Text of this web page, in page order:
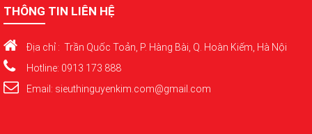
THÔNG TIN LIÊN HỆ
Địa chỉ : Trần Quốc Toản, P. Hàng Bài, Q. Hoàn Kiếm, Hà Nội
Hotline: 0913 173 888
Email: sieuthinguyenkim.com@gmail.com